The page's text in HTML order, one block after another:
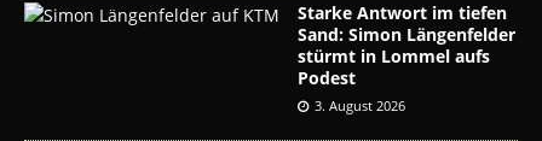
Starke Antwort im tiefen
Sand: Simon Längenfelder
stürmt in Lommel aufs
Podest
3. August 2026